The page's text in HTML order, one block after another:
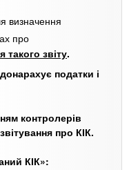
визначення
про
такого звіту.
податки і
контролерів
про КІК.
КІК»: